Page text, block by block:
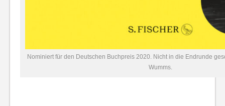
Nominiert für den Deutschen Buchpreis 2020. Nicht in die Endrunde
Wumms.